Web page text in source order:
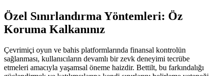
Özel Sınırlandırma Yöntemleri: Öz
Koruma Kalkanınız
Çevrimiçi oyun ve bahis platformlarında finansal kontrolün
sağlanması, kullanıcıların devamlı bir zevk deneyimi tecrübe
etmeleri amacıyla yaşamsal öneme haizdir. Bettilt, bu farkındalığı